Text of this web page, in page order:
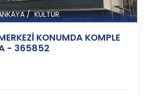
/KÜLTÜR
KONUMDA KOMPLE
- 365852